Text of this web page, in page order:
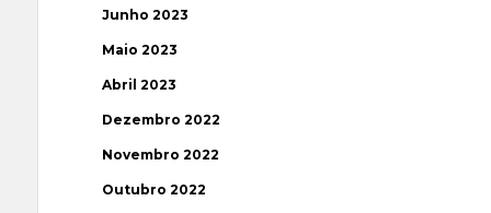
Junho 2023
Maio 2023
Abril 2023
Dezembro 2022
Novembro 2022
Outubro 2022